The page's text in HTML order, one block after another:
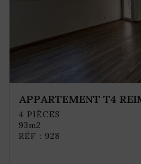
APPARTEMENT T4
4 PIÈCES
93m2
RÉF : 928